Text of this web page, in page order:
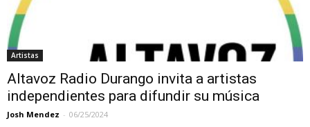
Artistas
Altavoz Radio Durango invita a artistas
independientes para difundir su música
Josh Mendez - 06/25/2024